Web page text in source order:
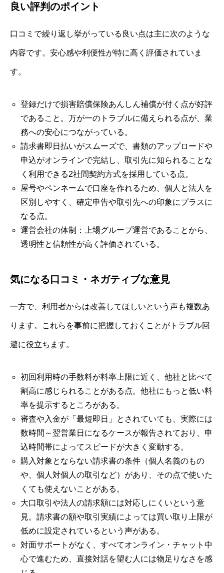
良い評判のポイント
口コミで繰り返し挙がっている良い点は主に次のような
内容です。安心感や利便性が特に高く評価されていま
す。
登録だけで損害賠償保険あんしん補償が付く点が好評
であること。万が一のトラブルに備えられる点が、業
務への安心につながっている。
請求書即日払いがスムーズで、書類のアップロードや
申込がオンラインで完結し、取引先に知られることな
く利用できる2社間契約方式を採用している点。
屋号やペンネームで口座を作れるため、個人と法人を
区別しやすく、確定申告や取引先への印象にプラスに
なる点。
運営会社の体制：上場グループ運営であることから、
透明性と信頼性が高く評価されている。
気になる口コミ・ネガティブな意見
一方で、利用者からは改善してほしいという声も複数あ
ります。これらを事前に把握しておくことがトラブル回
避に役立ちます。
初回利用時の手数料が料率上限に近く、他社と比べて
割高に感じられることがある点。他社にもっと低い料
率を提示するところがある。
審査や入金が「最短即日」とされていても、実際には
数時間～翌営業日になるケースが報告されており、申
込時間帯によってスピードが大きく変動する。
購入対象とならない請求書の条件（個人名義のもの
や、個人対個人の取引など）があり、その点で使いた
くても使えないことがある。
大口取引や法人の請求額には対応しにくいという意
見。請求書の額や取引実績によっては買い取り上限が
低めに設定されているという声がある。
対面サポートがなく、すべてオンライン・チャット中
心で進むため、直接対話を望む人には物足りなさを感